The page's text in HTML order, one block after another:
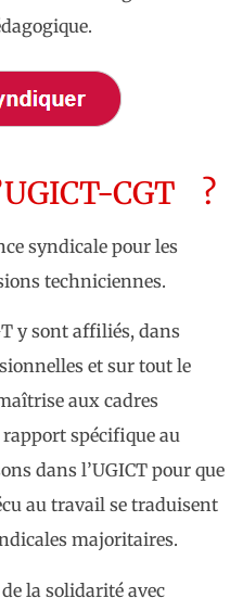
CGT ?
syndicale pour les
techniciennes.
y sont affiliés, dans
et sur tout le
aux cadres
spécifique au
dans l’UGICT pour que
au travail se traduisent
majoritaires.
la solidarité avec